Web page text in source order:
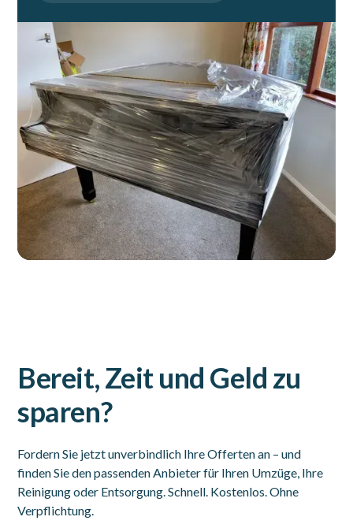
Bereit, Zeit und Geld zu
sparen?
Fordern Sie jetzt unverbindlich Ihre Offerten an – und
finden Sie den passenden Anbieter für Ihren Umzüge, Ihre
Reinigung oder Entsorgung. Schnell. Kostenlos. Ohne
Verpflichtung.